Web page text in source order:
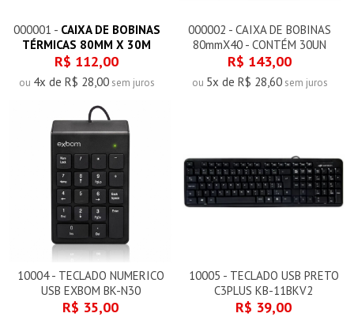
000001 - CAIXA DE BOBINAS
TÉRMICAS 80MM X 30M
R$ 112,00
ou 4x de R$ 28,00sem juros
000002 - CAIXA DE BOBINAS
80mmX40 - CONTÉM 30UN
R$ 143,00
ou 5x de R$ 28,60sem juros
10004 - TECLADO NUMERICO
USB EXBOM BK-N30
R$ 35,00
10005 - TECLADO USB PRETO
C3PLUS KB-11BKV2
R$ 39,00